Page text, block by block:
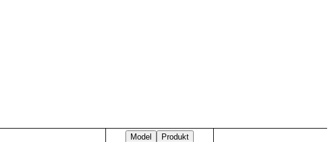
Model
Produkt